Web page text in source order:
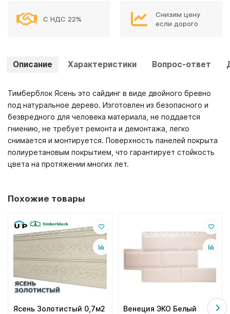
С НДС 22%
Снизим цену
если дорого
Описание Характеристики Вопрос-ответ
Тимберблок Ясень это сайдинг в виде двойного бревно
под натуральное дерево. Изготовлен из безопасного и
безвредного для человека материала, не поддается
гниению, не требует ремонта и демонтажа, легко
снимается и монтируется. Поверхность панелей покрыта
полиуретановым покрытием, что гарантирует стойкость
цвета на протяжении многих лет.
Похожие товары
Ясень Золотистый 0,7м2
Венеция ЭКО Белый